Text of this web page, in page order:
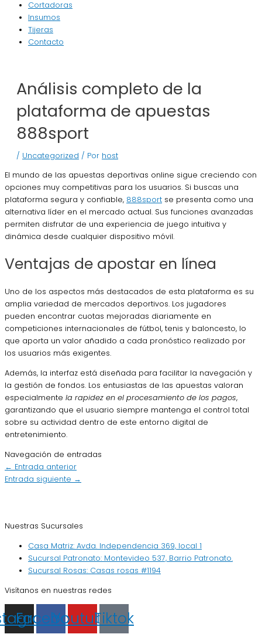
Cortadoras
Insumos
Tijeras
Contacto
Análisis completo de la
plataforma de apuestas
888sport
/ Uncategorized / Por host
El mundo de las apuestas deportivas online sigue creciendo con
opciones muy competitivas para los usuarios. Si buscas una
plataforma segura y confiable, 888sport se presenta como una
alternativa líder en el mercado actual. Sus funciones avanzadas
permiten disfrutar de una experiencia de juego intuitiva y
dinámica desde cualquier dispositivo móvil.
Ventajas de apostar en línea
Uno de los aspectos más destacados de esta plataforma es su
amplia variedad de mercados deportivos. Los jugadores
pueden encontrar cuotas mejoradas diariamente en
competiciones internacionales de fútbol, tenis y baloncesto, lo
que aporta un valor añadido a cada pronóstico realizado por
los usuarios más exigentes.
Además, la interfaz está diseñada para facilitar la navegación y
la gestión de fondos. Los entusiastas de las apuestas valoran
especialmente la rapidez en el procesamiento de los pagos,
garantizando que el usuario siempre mantenga el control total
sobre su actividad dentro de este entorno digital de
entretenimiento.
Navegación de entradas
← Entrada anterior
Entrada siguiente →
Nuestras Sucursales
Casa Matriz: Avda. Independencia 369, local 1
Sucursal Patronato: Montevideo 537, Barrio Patronato.
Sucursal Rosas: Casas rosas #1194
Visítanos en nuestras redes
Facebook
YoutubeTiktok